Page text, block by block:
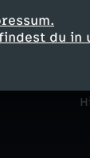
du in